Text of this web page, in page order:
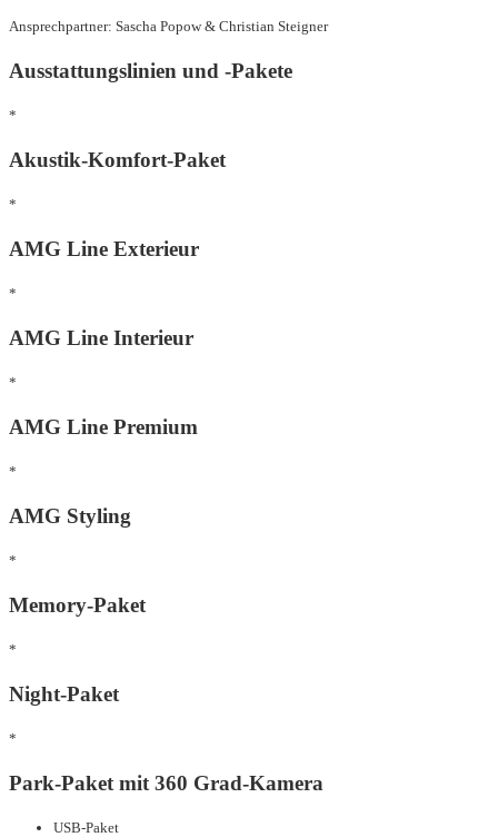
Ansprechpartner: Sascha Popow & Christian Steigner
Ausstattungslinien und -Pakete
*
Akustik-Komfort-Paket
*
AMG Line Exterieur
*
AMG Line Interieur
*
AMG Line Premium
*
AMG Styling
*
Memory-Paket
*
Night-Paket
*
Park-Paket mit 360 Grad-Kamera
USB-Paket